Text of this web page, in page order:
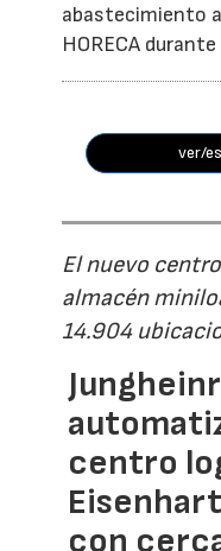
abastecimiento
HORECA
ver/
El nuevo
almacén
14.904
centro
con